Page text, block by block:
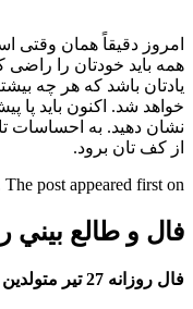
امروز دقیقاً همان وقتی
همه باید خودتان را راضی
یادتان باشد که هر چه
خواهد شد. اکنون باید پا
نشان دهید. به احساسات
از کف تان برود.
The post appeared first on .
فال و طالع بيني روز
فال روزانه 27 تیر متولدین فروردین ماه